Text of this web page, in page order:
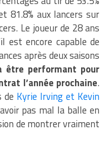
81.8% aux lancers sur
Le joueur de 28 ans
est encore capable de
après deux saisons
être performant pour
l’année prochaine.
de Kyrie Irving et Kevin
pas mal la balle en
de montrer vraiment